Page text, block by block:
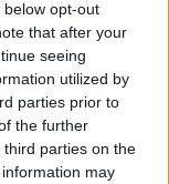
opt-out
that after your
seeing
utilized by
parties prior to
the further
parties on the
may